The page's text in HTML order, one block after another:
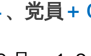
、党員 ＋